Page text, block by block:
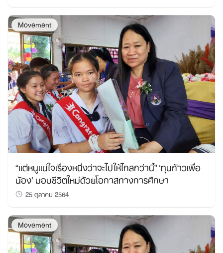
Movement
“แต่หนูแน่ใจเรื่องหนึ่งว่าจะไปให้ไกลกว่านี้” ‘ทุนก้าวเพื่อ
น้อง’ มอบชีวิตใหม่ด้วยโอกาสทางการศึกษา
25 ตุลาคม 2564
Movement